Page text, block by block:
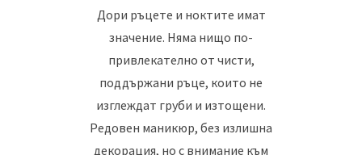
Дори ръцете и ноктите имат
значение. Няма нищо по-
привлекателно от чисти,
поддържани ръце, които не
изглеждат груби и изтощени.
Редовен маникюр, без излишна
декорация, но с внимание към